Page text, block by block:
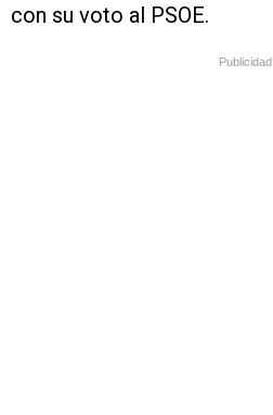
con su voto al PSOE.
Publicidad